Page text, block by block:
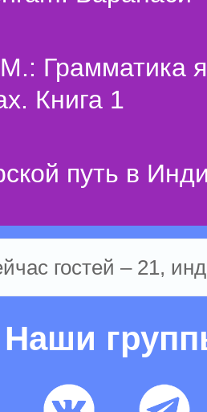
Грамматика
Книга 1
путь в
гостей – 21,
Наши